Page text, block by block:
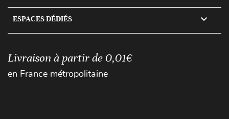
ESPACES DÉDIÉS 
Livraison à partir de 0,01€
en France métropolitaine